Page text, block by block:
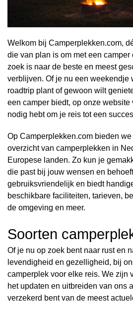
Welkom bij Camperplekken.com,
die van plan is om met een camper
zoek is naar de beste en meest
verblijven. Of je nu een weekendje
roadtrip plant of gewoon wilt
een camper biedt, op onze
nodig hebt om je reis tot een
Op Camperplekken.com bieden
overzicht van camperplekken in
Europese landen. Zo kun je
die past bij jouw wensen en
gebruiksvriendelijk en biedt
beschikbare faciliteiten, tarieven,
de omgeving en meer.
Soorten
Of je nu op zoek bent naar rust en
levendigheid en gezelligheid, bij
camperplek voor elke reis. We zijn
het updaten en uitbreiden van ons
verzekerd bent van de meest